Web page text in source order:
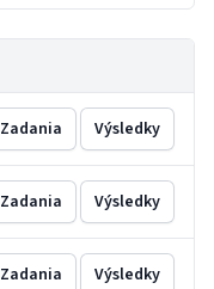
Zadania Výsledky
Zadania Výsledky
Zadania Výsledky